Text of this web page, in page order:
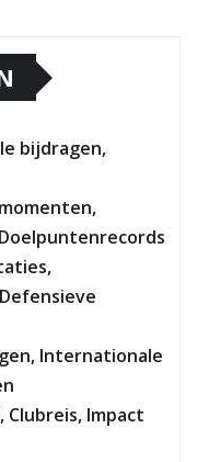
bijdragen,
Internationale
Clubreis, Impact